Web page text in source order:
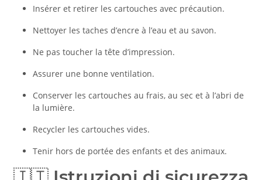
Insérer et retirer les cartouches avec précaution.
Nettoyer les taches d’encre à l’eau et au savon.
Ne pas toucher la tête d’impression.
Assurer une bonne ventilation.
Conserver les cartouches au frais, au sec et à l’abri de
la lumière.
Recycler les cartouches vides.
Tenir hors de portée des enfants et des animaux.